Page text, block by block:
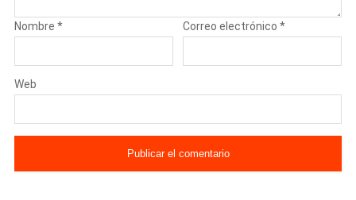
Nombre * Correo electrónico*
Web